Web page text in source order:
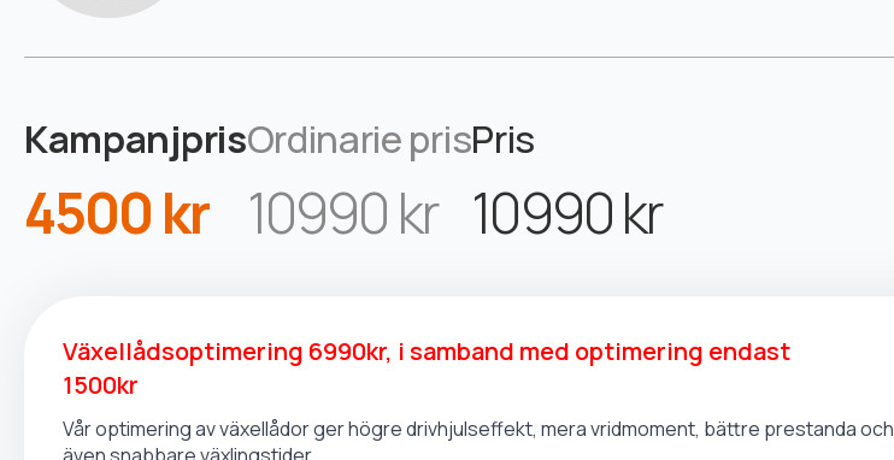
Kampanjpris
4500 kr
Ordinarie pris
10990 kr
Pris
10990 kr
Växellådsoptimering 6990kr, i samband med optimering endast
1500kr
Vår optimering av växellådor ger högre drivhjulseffekt, mera vridmoment, bättre prestanda och